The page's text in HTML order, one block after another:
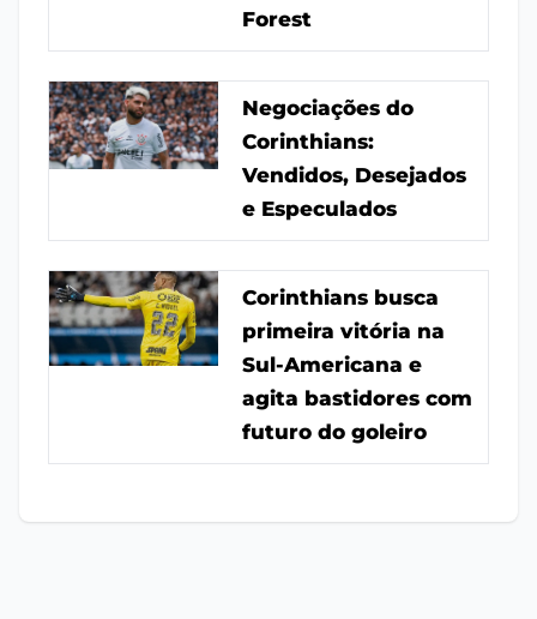
Forest
Negociações do
Corinthians:
Vendidos, Desejados
e Especulados
Corinthians busca
primeira vitória na
Sul-Americana e
agita bastidores com
futuro do goleiro